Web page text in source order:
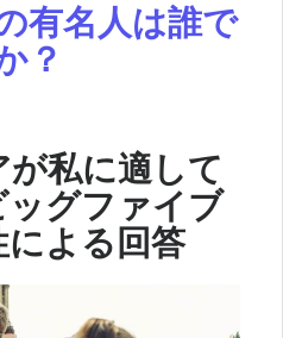
有名人は誰で
？
私に適して
グファイブ
よる回答